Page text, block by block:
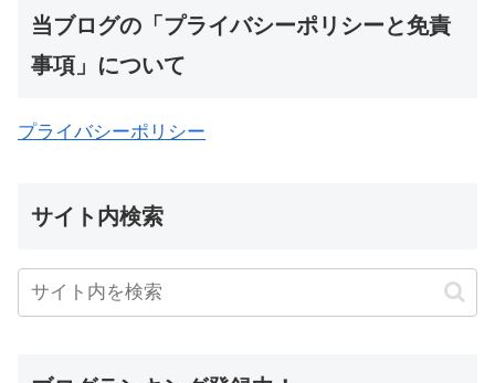
当ブログの「プライバシーポリシーと免責
事項」について
プライバシーポリシー
サイト内検索